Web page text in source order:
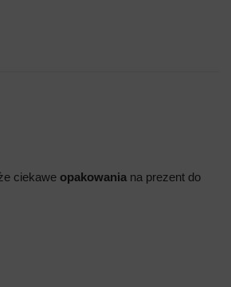
ciekawe opakowania na prezent do